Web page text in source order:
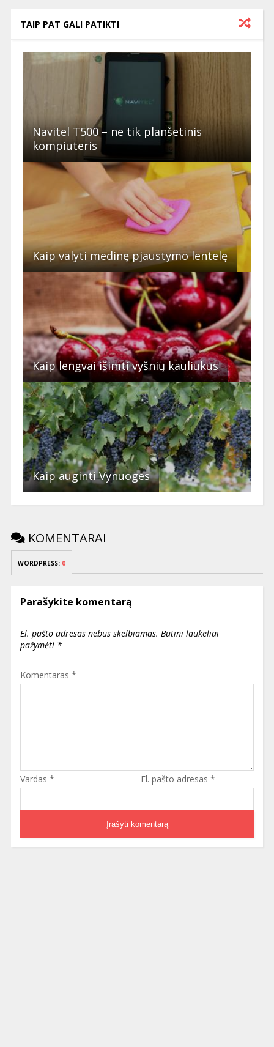
TAIP PAT GALI PATIKTI
Navitel T500 – ne tik planšetinis
kompiuteris
Kaip valyti medinę pjaustymo lentelę
Kaip lengvai išimti vyšnių kauliukus
Kaip auginti Vynuoges
KOMENTARAI
WORDPRESS: 0
Parašykite komentarą
El. pašto adresas nebus skelbiamas. Būtini laukeliai
pažymėti *
Komentaras *
Vardas * El. pašto adresas *